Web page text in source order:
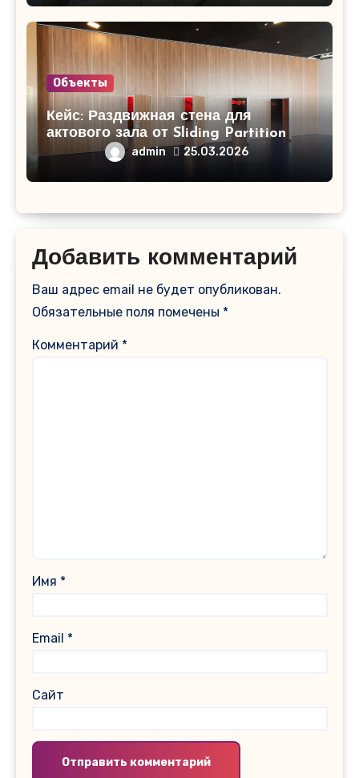
Объекты
Кейс: Раздвижная стена для
актового зала от Sliding Partition
admin 25.03.2026
Добавить комментарий
Ваш адрес email не будет опубликован.
Обязательные поля помечены *
Комментарий *
Имя *
Email *
Сайт